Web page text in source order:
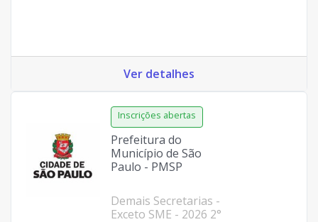
Ver detalhes
Prefeitura do
Município de São
Paulo - PMSP
Demais Secretarias -
Exceto SME - 2026 2°